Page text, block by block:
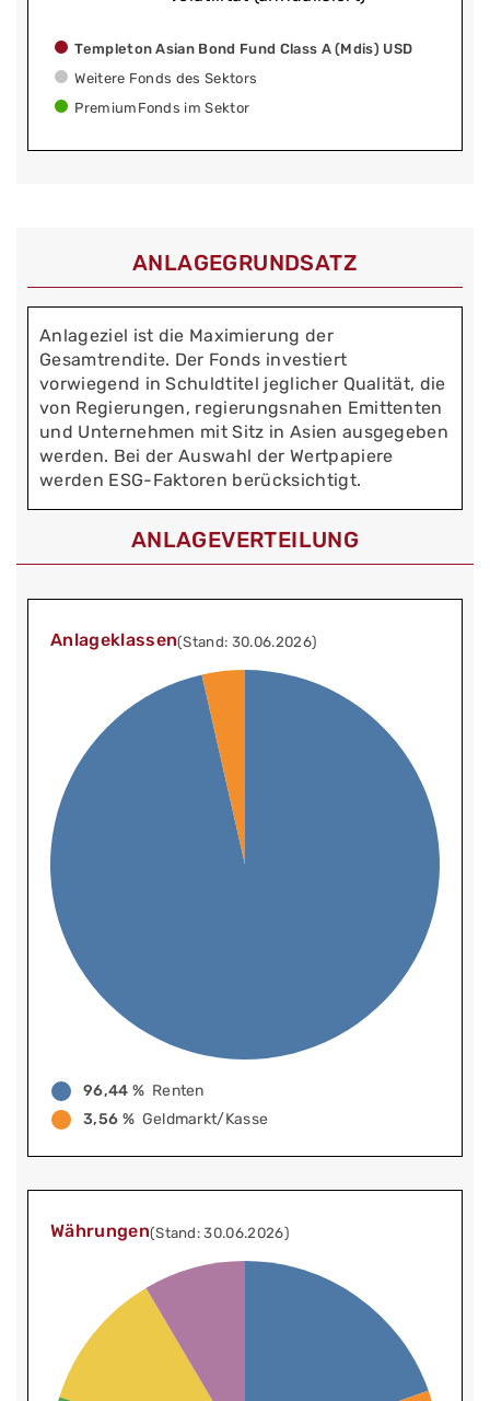
Templeton Asian Bond Fund Class A (Mdis) USD
Weitere Fonds des Sektors
PremiumFonds im Sektor
ANLAGEGRUNDSATZ
Anlageziel ist die Maximierung der
Gesamtrendite. Der Fonds investiert
vorwiegend in Schuldtitel jeglicher Qualität, die
von Regierungen, regierungsnahen Emittenten
und Unternehmen mit Sitz in Asien ausgegeben
werden. Bei der Auswahl der Wertpapiere
werden ESG-Faktoren berücksichtigt.
ANLAGEVERTEILUNG
Anlageklassen(Stand: 30.06.2026)
96,44 % Renten
3,56 % Geldmarkt/Kasse
Währungen(Stand: 30.06.2026)